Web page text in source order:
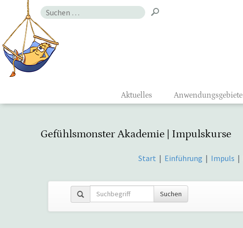
Aktuelles Anwendungsgebiete
Suchen
Gefühlsmonster Akademie | Impulskurse
Start | Einführung | Impuls |
Suchen